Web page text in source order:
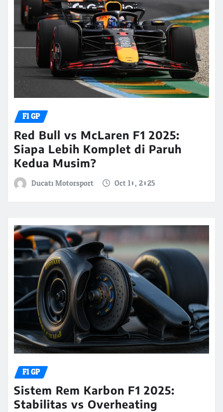
F1 GP
Red Bull vs McLaren F1 2025:
Siapa Lebih Komplet di Paruh
Kedua Musim?
Ducati Motorsport Oct 10, 2025
F1 GP
Sistem Rem Karbon F1 2025:
Stabilitas vs Overheating